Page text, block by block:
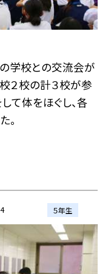
学校との交流会が
２校の計３校が参
て体をほぐし、各
。
５年生